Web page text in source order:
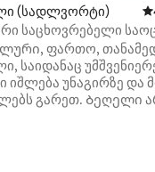
5‑დან 4,97, 172
(სადლვორტი)
საცხოვრებელი
ფართო,
საიდანაც
იშლება უნაგირზე და
Ბეღელი არის